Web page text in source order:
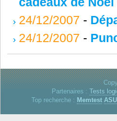
24/12/2007 -
24/12/2007 -
Partenaires : Tests
Top recherche : Memtest